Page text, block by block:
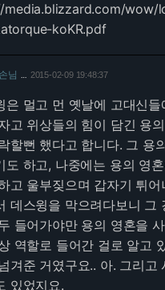
media.blizzard.com/
koKR.pdf
손님 2015-02-09 19:48:37
은 멀고 먼 옛날에 고대신
고 위상들의 힘이 담긴 용
할뻔 했다고 합니다. 그 용
도 하고, 나중에는 용의 영
고 울부짖으며 갑자기 튀
데스윙을 막으려다보니 그
들어가야만 용의 영혼을
역할로 들어간 걸로 알고
겨준 거였구요.. 아. 그리
있었지요.